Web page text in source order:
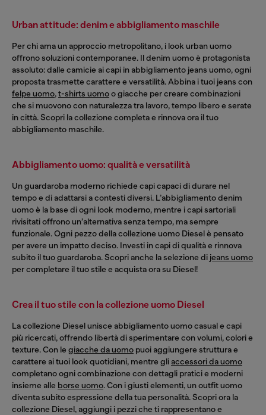
Urban attitude: denim e abbigliamento maschile
Per chi ama un approccio metropolitano, i look urban uomo
offrono soluzioni contemporanee. Il denim uomo è protagonista
assoluto: dalle camicie ai capi in abbigliamento jeans uomo, ogni
proposta trasmette carattere e versatilità. Abbina i tuoi jeans con
felpe uomo,t-shirts uomoo giacche per creare combinazioni
che si muovono con naturalezza tra lavoro, tempo libero e serate
in città. Scopri la collezione completa e rinnova ora il tuo
abbigliamento maschile.
Abbigliamento uomo: qualità e versatilità
Un guardaroba moderno richiede capi capaci di durare nel
tempo e di adattarsi a contesti diversi. L’abbigliamento denim
uomo è la base di ogni look moderno, mentre i capi sartoriali
rivisitati offrono un’alternativa senza tempo, ma sempre
funzionale. Ogni pezzo della collezione uomo Diesel è pensato
per avere un impatto deciso. Investi in capi di qualità e rinnova
subito il tuo guardaroba. Scopri anche la selezione di jeans uomo
per completare il tuo stile e acquista ora su Diesel!
Crea il tuo stile con la collezione uomo Diesel
La collezione Diesel unisce abbigliamento uomo casual e capi
più ricercati, offrendo libertà di sperimentare con volumi, colori e
texture. Con le giacche da uomo puoi aggiungere struttura e
carattere ai tuoi look quotidiani, mentre gli accessori da uomo
completano ogni combinazione con dettagli pratici e moderni
insieme alle borse uomo. Con i giusti elementi, un outfit uomo
diventa subito espressione della tua personalità. Scopri ora la
collezione Diesel, aggiungi i pezzi che ti rappresentano e